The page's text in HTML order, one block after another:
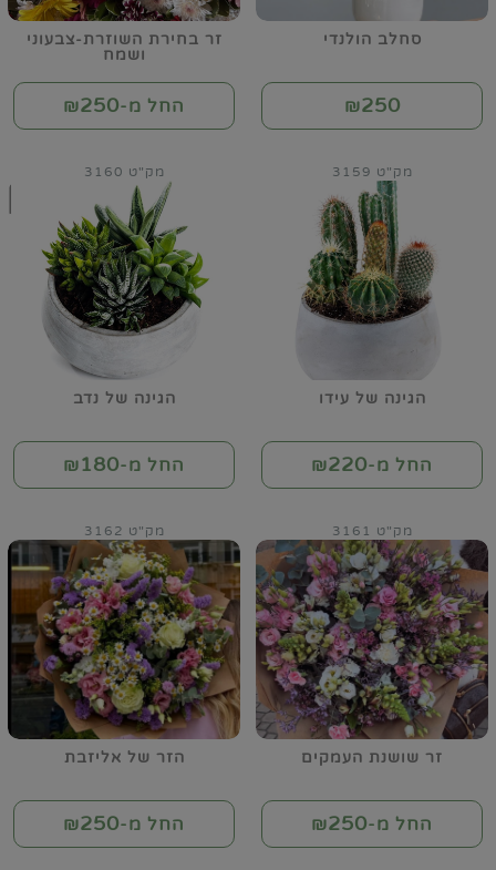
סחלב הולנדי
₪250
זר בחירת השוזרת-צבעוני
ושמח
החל מ-₪250
הגינה של עידו
מק"ט 3159
החל מ-₪220
הגינה של נדב
מק"ט 3160
החל מ-₪180
זר שושנת העמקים
מק"ט 3161
החל מ-₪250
הזר של אליזבת
מק"ט 3162
החל מ-₪250